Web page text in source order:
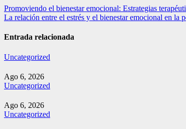
Navegación
de
entradas
Promoviendo el bienestar emocional: Estrategias
La relación entre el estrés y el bienestar emocional en la
Entrada relacionada
Uncategorized
Ago 6, 2026
Uncategorized
Ago 6, 2026
Uncategorized